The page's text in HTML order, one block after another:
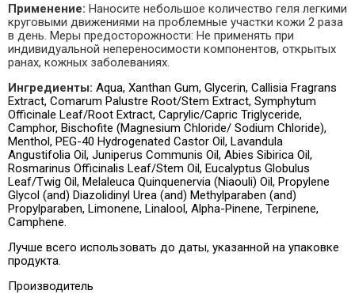
Применение: Наносите небольшое количество геля легкими
круговыми движениями на проблемные участки кожи 2 раза
в день. Меры предосторожности: Не применять при
индивидуальной непереносимости компонентов, открытых
ранах, кожных заболеваниях.
Ингредиенты: Aqua, Xanthan Gum, Glycerin, Callisia Fragrans
Extract, Comarum Palustre Root/Stem Extract, Symphytum
Officinale Leaf/Root Extract, Caprylic/Capric Triglyceride,
Camphor, Bischofite (Magnesium Chloride/ Sodium Chloride),
Menthol, PEG-40 Hydrogenated Castor Oil, Lavandula
Angustifolia Oil, Juniperus Communis Oil, Abies Sibirica Oil,
Rosmarinus Officinalis Leaf/Stem Oil, Eucalyptus Globulus
Leaf/Twig Oil, Melaleuca Quinquenervia (Niaouli) Oil, Propylene
Glycol (and) Diazolidinyl Urea (and) Methylparaben (and)
Propylparaben, Limonene, Linalool, Alpha-Pinene, Terpinene,
Camphene.
Лучше всего использовать до даты, указанной на упаковке
продукта.
Производитель